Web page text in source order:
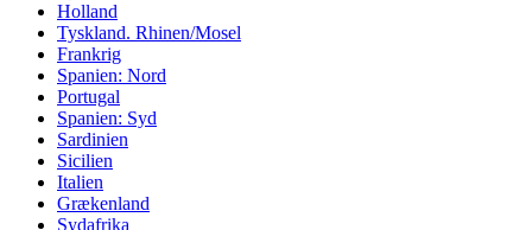
Holland
Tyskland. Rhinen/Mosel
Frankrig
Spanien: Nord
Portugal
Spanien: Syd
Sardinien
Sicilien
Italien
Grækenland
Sydafrika